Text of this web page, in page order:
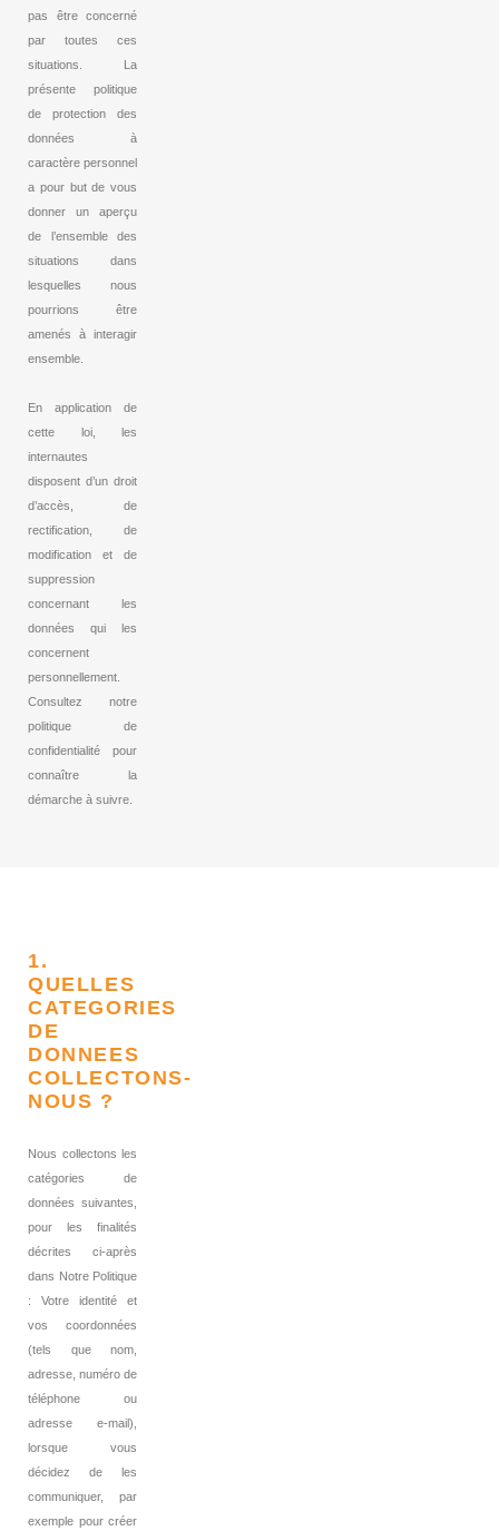
pas être concerné
par toutes ces
situations. La
présente politique
de protection des
données à
caractère personnel
a pour but de vous
donner un aperçu
de l’ensemble des
situations dans
lesquelles nous
pourrions être
amenés à interagir
ensemble.
En application de
cette loi, les
internautes
disposent d’un droit
d’accès, de
rectification, de
modification et de
suppression
concernant les
données qui les
concernent
personnellement.
Consultez notre
politique de
confidentialité pour
connaître la
démarche à suivre.
1.
QUELLES
CATEGORIES
DE
DONNEES
COLLECTONS-
NOUS ?
Nous collectons les
catégories de
données suivantes,
pour les finalités
décrites ci-après
dans Notre Politique
: Votre identité et
vos coordonnées
(tels que nom,
adresse, numéro de
téléphone ou
adresse e-mail),
lorsque vous
décidez de les
communiquer, par
exemple pour créer